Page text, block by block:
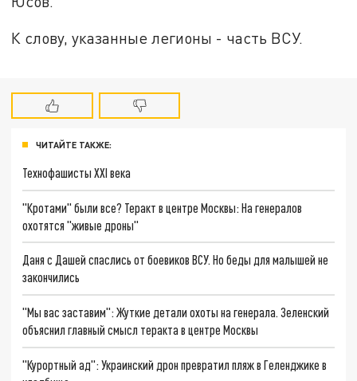
К слову, указанные легионы - часть ВСУ.
ЧИТАЙТЕ ТАКЖЕ:
Технофашисты XXI века
"Кротами" были все? Теракт в центре Москвы: На генералов
охотятся "живые дроны"
Даня с Дашей спаслись от боевиков ВСУ. Но беды для малышей не
закончились
"Мы вас заставим": Жуткие детали охоты на генерала. Зеленский
объяснил главный смысл теракта в центре Москвы
"Курортный ад": Украинский дрон превратил пляж в Геленджике в